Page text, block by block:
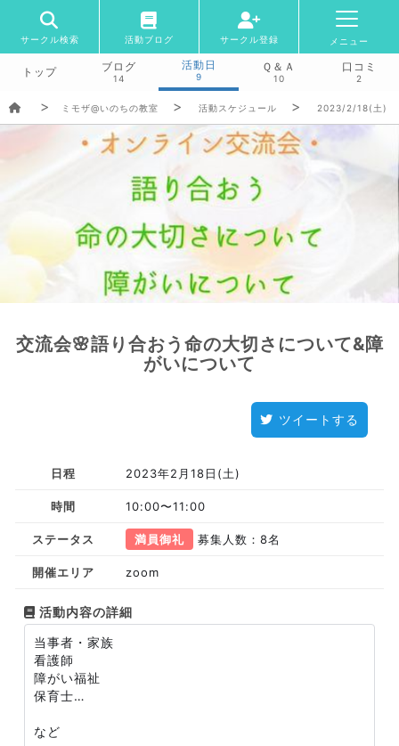
サークル検索 活動ブログ サークル登録 メニュー
トップ ブログ
14
活動日
9
Ｑ＆Ａ
10
口コミ
2
ミモザ@いのちの教室 活動スケジュール 2023/2/18(土)
交流会🌸語り合おう命の大切さについて&障
がいについて
ツイートする
日程 2023年2月18日(土)
時間 10:00〜11:00
ステータス 満員御礼 募集人数：8名
開催エリア zoom
活動内容の詳細
当事者・家族
看護師
障がい福祉
保育士…
など